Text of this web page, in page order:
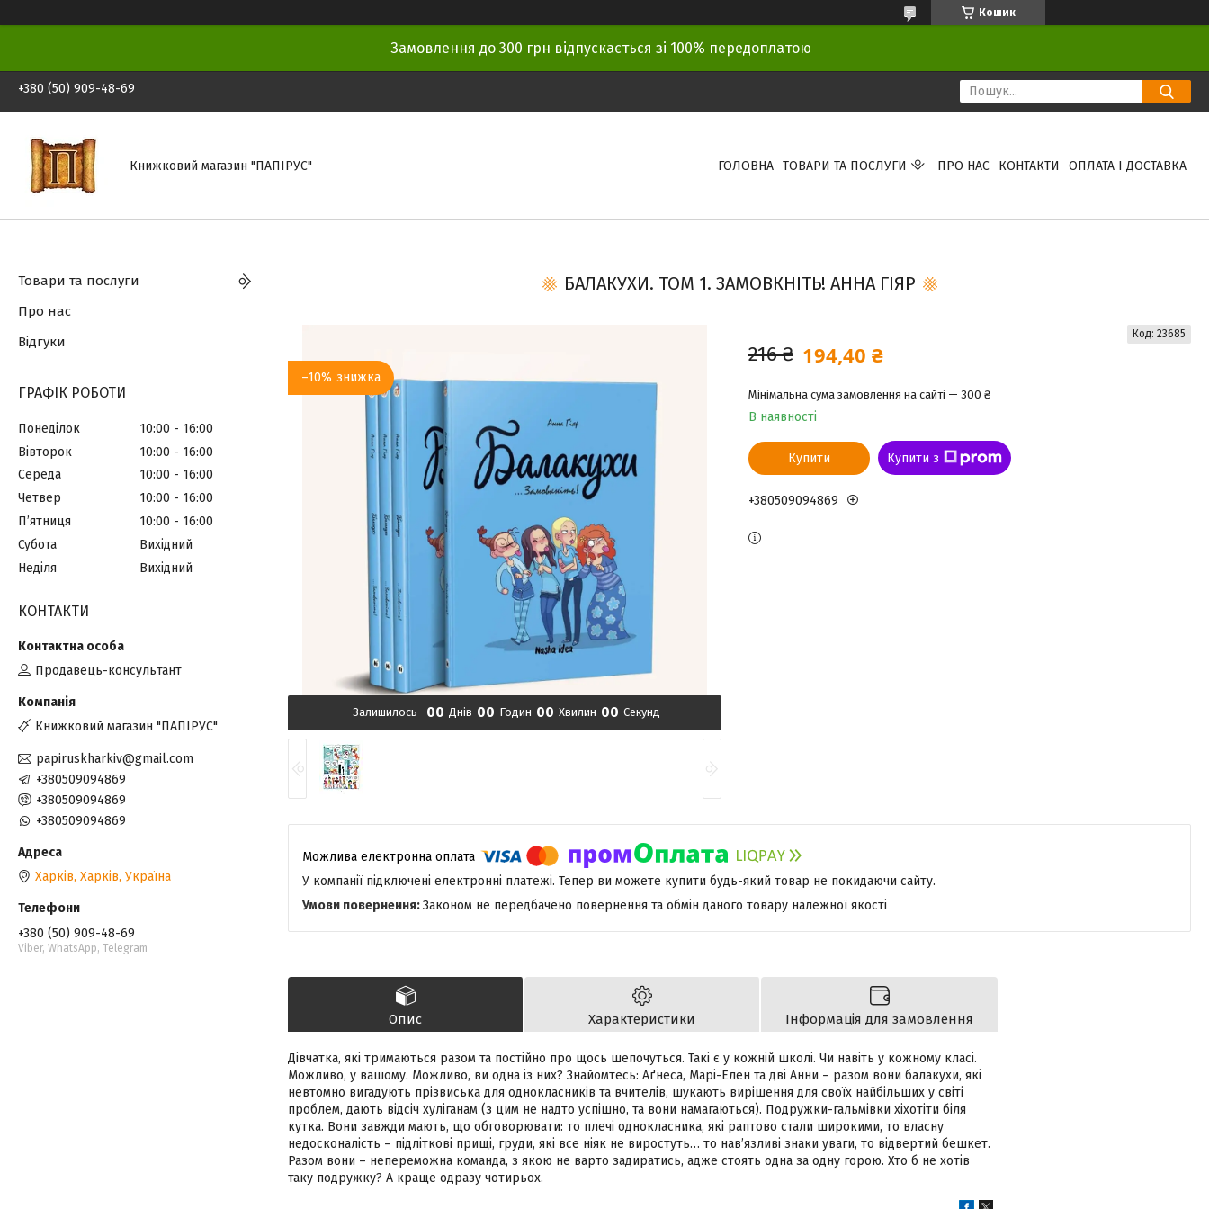
Кошик
Замовлення до 300 грн відпускається зі 100% передоплатою
+380 (50) 909-48-69
Книжковий магазин "ПАПІРУС" ГОЛОВНА ТОВАРИ ТА ПОСЛУГИ ПРО НАС КОНТАКТИ ОПЛАТА І ДОСТАВКА
БАЛАКУХИ. ТОМ 1. ЗАМОВКНІТЬ! АННА ГІЯР
–10%
Залишилось 00 Днів 00 Годин 00 Хвилин 00 Секунд
216 ₴ 194,40 ₴
Мінімальна сума замовлення на сайті — 300 ₴
В наявності
Код: 23685
Купити Купити з
+380509094869
У компанії підключені електронні платежі. Тепер ви можете купити будь-який товар не покидаючи сайту.
Законом не передбачено повернення та обмін даного товару належної якості
Опис Характеристики Інформація для замовлення
Дівчатка, які тримаються разом та постійно про щось шепочуться. Такі є у кожній школі. Чи навіть у кожному класі.
Можливо, у вашому. Можливо, ви одна із них? Знайомтесь: Аґнеса, Марі-Елен та дві Анни – разом вони балакухи, які
невтомно вигадують прізвиська для однокласників та вчителів, шукають вирішення для своїх найбільших у світі
проблем, дають відсіч хуліганам (з цим не надто успішно, та вони намагаються). Подружки-гальмівки хіхотіти біля
кутка. Вони завжди мають, що обговорювати: то плечі однокласника, які раптово стали широкими, то власну
недосконалість – підліткові прищі, груди, які все ніяк не виростуть… то нав’язливі знаки уваги, то відвертий бешкет.
Разом вони – непереможна команда, з якою не варто задиратись, адже стоять одна за одну горою. Хто б не хотів
таку подружку? А краще одразу чотирьох.
Товари та послуги
Про нас
Відгуки
ГРАФІК РОБОТИ
Понеділок 10:00
16:00
Вівторок
10:00
16:00
Середа
10:00
16:00
Четвер
10:00
16:00
Пʼятниця
10:00
16:00
Субота
Вихідний
Неділя
Вихідний
КОНТАКТИ
Продавець-консультант
Книжковий магазин "ПАПІРУС"
papiruskharkiv@gmail.com
+380509094869
+380509094869
+380509094869
Харків, Харків, Україна
+380 (50) 909-48-69
Viber, WhatsApp, Telegram